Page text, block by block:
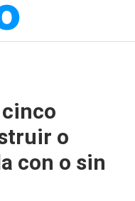
cinco
o
con o sin